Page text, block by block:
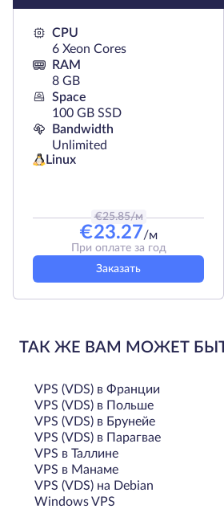
CPU
6 Xeon Cores
RAM
8 GB
Space
100 GB SSD
Bandwidth
Unlimited
Linux
€25.85/м
€23.27/м
При оплате за год
Заказать
ТАК ЖЕ ВАМ МОЖЕТ
VPS (VDS) в Франции
VPS (VDS) в Польше
VPS (VDS) в Брунейе
VPS (VDS) в Парагвае
VPS в Таллине
VPS в Манаме
VPS (VDS) на Debian
Windows VPS